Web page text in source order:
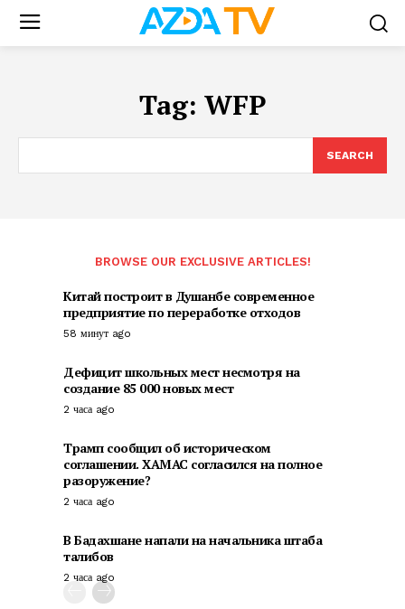
Tag: WFP
SEARCH
BROWSE OUR EXCLUSIVE ARTICLES!
Китай построит в Душанбе современное
предприятие по переработке отходов
58 минут ago
Дефицит школьных мест несмотря на
создание 85 000 новых мест
2 часа ago
Трамп сообщил об историческом
соглашении. ХАМАС согласился на полное
разоружение?
2 часа ago
В Бадахшане напали на начальника штаба
талибов
2 часа ago